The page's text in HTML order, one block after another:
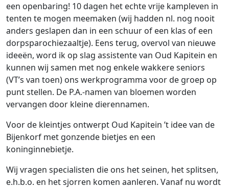
een openbaring! 10 dagen het echte vrije kampleven in
tenten te mogen meemaken (wij hadden nl. nog nooit
anders geslapen dan in een schuur of een klas of een
dorpsparochiezaaltje). Eens terug, overvol van nieuwe
ideeën, word ik op slag assistente van Oud Kapitein en
kunnen wij samen met nog enkele wakkere seniors
(VT’s van toen) ons werkprogramma voor de groep op
punt stellen. De P.A.-namen van bloemen worden
vervangen door kleine dierennamen.
Voor de kleintjes ontwerpt Oud Kapitein ’t idee van de
Bijenkorf met gonzende bietjes en een
koninginnebietje.
Wij vragen specialisten die ons het seinen, het splitsen,
e.h.b.o. en het sjorren komen aanleren. Vanaf nu wordt